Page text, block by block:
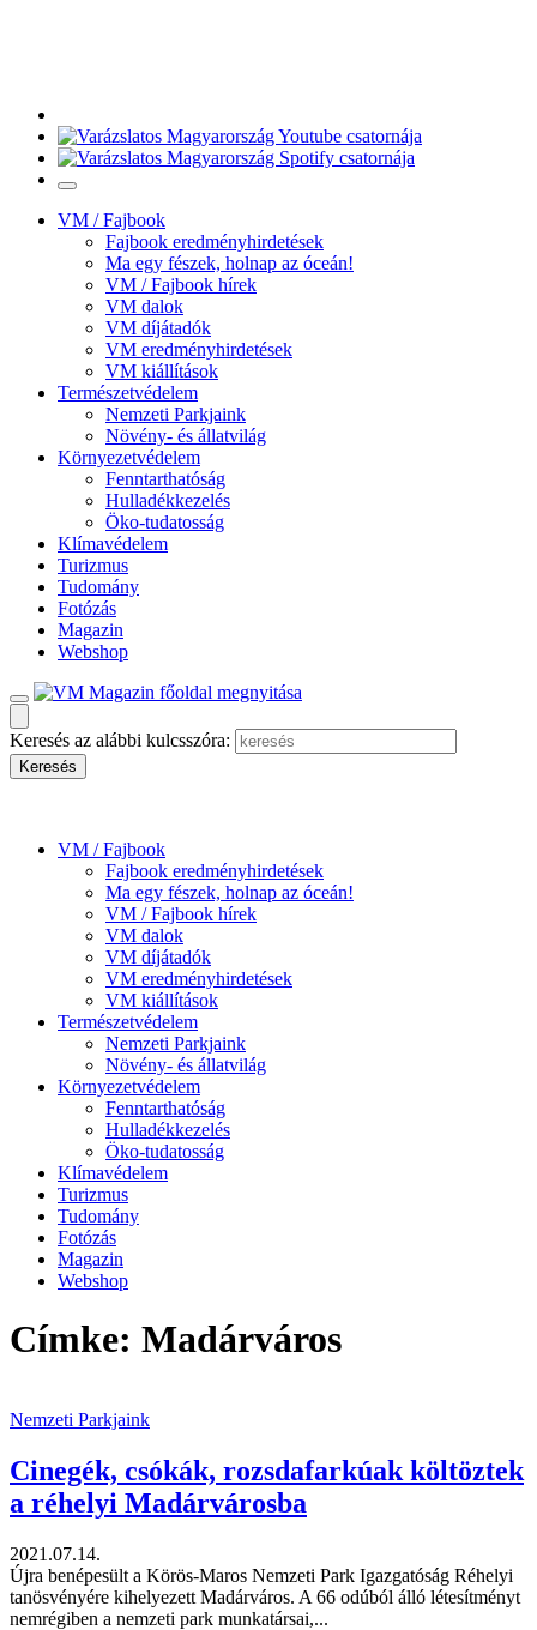
VM / Fajbook
Fajbook eredményhirdetések
Ma egy fészek, holnap az óceán!
VM / Fajbook hírek
VM dalok
VM díjátadók
VM eredményhirdetések
VM kiállítások
Természetvédelem
Nemzeti Parkjaink
Növény- és állatvilág
Környezetvédelem
Fenntarthatóság
Hulladékkezelés
Öko-tudatosság
Klímavédelem
Turizmus
Tudomány
Fotózás
Magazin
Webshop
Keresés az alábbi kulcsszóra:
VM / Fajbook
Fajbook eredményhirdetések
Ma egy fészek, holnap az óceán!
VM / Fajbook hírek
VM dalok
VM díjátadók
VM eredményhirdetések
VM kiállítások
Természetvédelem
Nemzeti Parkjaink
Növény- és állatvilág
Környezetvédelem
Fenntarthatóság
Hulladékkezelés
Öko-tudatosság
Klímavédelem
Turizmus
Tudomány
Fotózás
Magazin
Webshop
Címke: Madárváros
Nemzeti Parkjaink
Cinegék, csókák, rozsdafarkúak költöztek
a réhelyi Madárvárosba
2021.07.14.
Újra benépesült a Körös-Maros Nemzeti Park Igazgatóság Réhelyi
tanösvényére kihelyezett Madárváros. A 66 odúból álló létesítményt
nemrégiben a nemzeti park munkatársai,...